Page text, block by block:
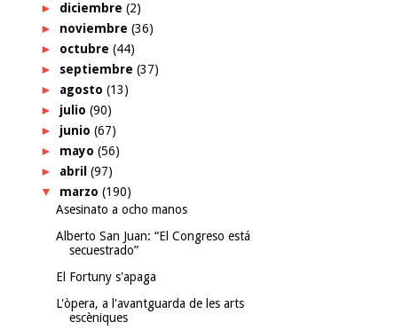
► diciembre (2)
► noviembre (36)
► octubre (44)
► septiembre (37)
► agosto (13)
► julio (90)
► junio (67)
► mayo (56)
► abril (97)
▼ marzo (190)
Asesinato a ocho manos
Alberto San Juan: “El Congreso está
secuestrado”
El Fortuny s'apaga
L'òpera, a l'avantguarda de les arts
escèniques